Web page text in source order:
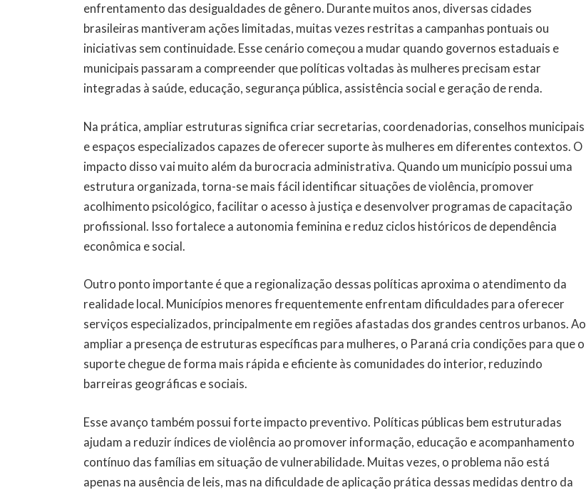
enfrentamento das desigualdades de gênero. Durante muitos anos, diversas cidades
brasileiras mantiveram ações limitadas, muitas vezes restritas a campanhas pontuais ou
iniciativas sem continuidade. Esse cenário começou a mudar quando governos estaduais e
municipais passaram a compreender que políticas voltadas às mulheres precisam estar
integradas à saúde, educação, segurança pública, assistência social e geração de renda.
Na prática, ampliar estruturas significa criar secretarias, coordenadorias, conselhos municipais
e espaços especializados capazes de oferecer suporte às mulheres em diferentes contextos. O
impacto disso vai muito além da burocracia administrativa. Quando um município possui uma
estrutura organizada, torna-se mais fácil identificar situações de violência, promover
acolhimento psicológico, facilitar o acesso à justiça e desenvolver programas de capacitação
profissional. Isso fortalece a autonomia feminina e reduz ciclos históricos de dependência
econômica e social.
Outro ponto importante é que a regionalização dessas políticas aproxima o atendimento da
realidade local. Municípios menores frequentemente enfrentam dificuldades para oferecer
serviços especializados, principalmente em regiões afastadas dos grandes centros urbanos. Ao
ampliar a presença de estruturas específicas para mulheres, o Paraná cria condições para que o
suporte chegue de forma mais rápida e eficiente às comunidades do interior, reduzindo
barreiras geográficas e sociais.
Esse avanço também possui forte impacto preventivo. Políticas públicas bem estruturadas
ajudam a reduzir índices de violência ao promover informação, educação e acompanhamento
contínuo das famílias em situação de vulnerabilidade. Muitas vezes, o problema não está
apenas na ausência de leis, mas na dificuldade de aplicação prática dessas medidas dentro da